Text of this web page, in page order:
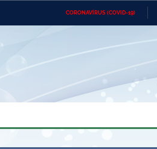
CORONAVÍRUS (COVID-19)
Ministério do Desenvolvimento
Regional
Advocacia-Geral da União Banco